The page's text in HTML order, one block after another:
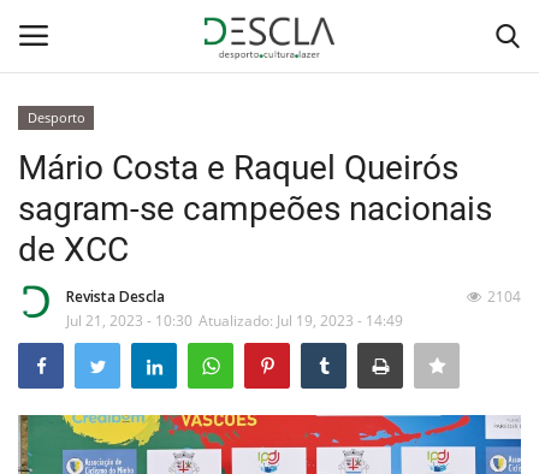
Home
Desporto
Sobre Nós
Desporto
Mário Costa e Raquel Queirós
sagram-se campeões nacionais
de XCC
Revista Descla
Jul 21, 2023 - 10:30 Atualizado: Jul 19, 2023 - 14:49
2104